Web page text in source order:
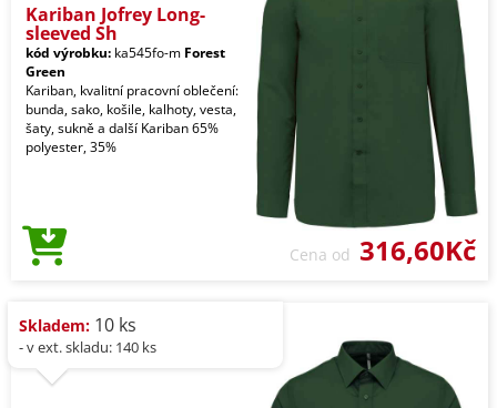
Kariban Jofrey Long-
sleeved Sh
kód výrobku: ka545fo-m Forest
Green
Kariban, kvalitní pracovní oblečení:
bunda, sako, košile, kalhoty, vesta,
šaty, sukně a další Kariban 65%
polyester, 35%
Cena od 316,60Kč
Skladem: 10 ks
- v ext. skladu: 140 ks